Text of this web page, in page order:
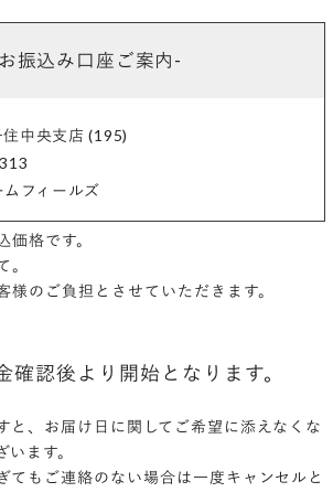
振込み口座ご案内-
中央支店 (195)
フィールズ
格です。
のご負担とさせていただきます。
確認後より開始となります。
と、お届け日に関してご希望に添えなくな
ます。
てもご連絡のない場合は一度キャンセルと